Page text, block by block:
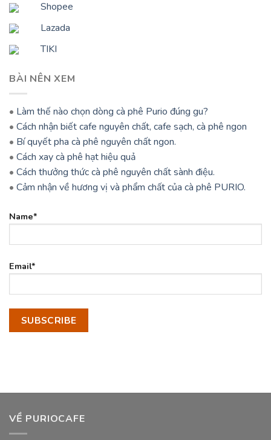
Shopee
Lazada
TIKI
BÀI NÊN XEM
• Làm thế nào chọn dòng cà phê Purio đúng gu?
• Cách nhận biết cafe nguyên chất, cafe sạch, cà phê ngon
• Bí quyết pha cà phê nguyên chất ngon.
• Cách xay cà phê hạt hiệu quả
• Cách thưởng thức cà phê nguyên chất sành điệu.
• Cảm nhận về hương vị và phẩm chất của cà phê PURIO.
Name*
Email*
VỀ PURIOCAFE